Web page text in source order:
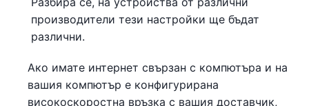
производители тези настройки ще бъдат
различни.
Ако имате интернет свързан с компютъра и на
вашия компютър е конфигурирана
високоскоростна връзка с вашия доставчик,